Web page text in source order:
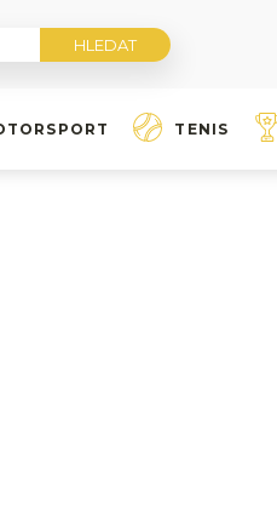
TENIS